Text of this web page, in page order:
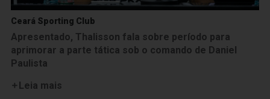
Ceará Sporting Club
Apresentado, Thalisson fala sobre período para
aprimorar a parte tática sob o comando de Daniel
Paulista
Leia mais